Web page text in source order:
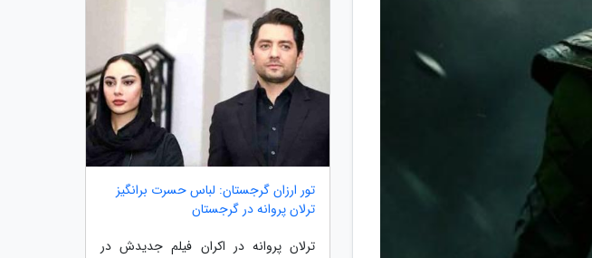
تور ارزان گرجستان: لباس حسرت برانگیز
ترلان پروانه در گرجستان
ترلان پروانه در اکران فیلم جدیدش در